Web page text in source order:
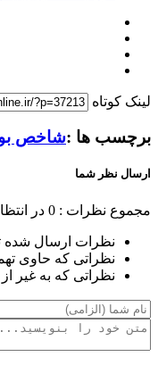
لینک کوتاه
برچسب ها :شاخص
ارسال نظر شما
مجموع نظرات : 0 در
نظرات ارسال شده
نظراتی که حاوی
نظراتی که به غیر